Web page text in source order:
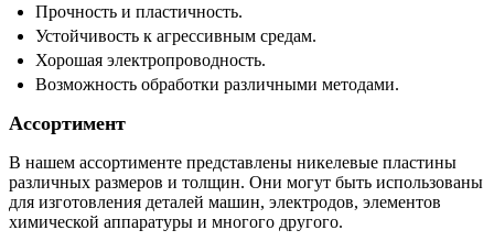
Прочность и пластичность.
Устойчивость к агрессивным средам.
Хорошая электропроводность.
Возможность обработки различными методами.
Ассортимент
В нашем ассортименте представлены никелевые пластины
различных размеров и толщин. Они могут быть использованы
для изготовления деталей машин, электродов, элементов
химической аппаратуры и многого другого.